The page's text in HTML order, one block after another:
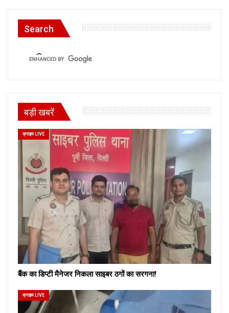
Search
बड़ी खबरें
क्राइम LIVE
बैंक का डिप्टी मैनेजर निकला साइबर ठगों का सरगना!
क्राइम LIVE